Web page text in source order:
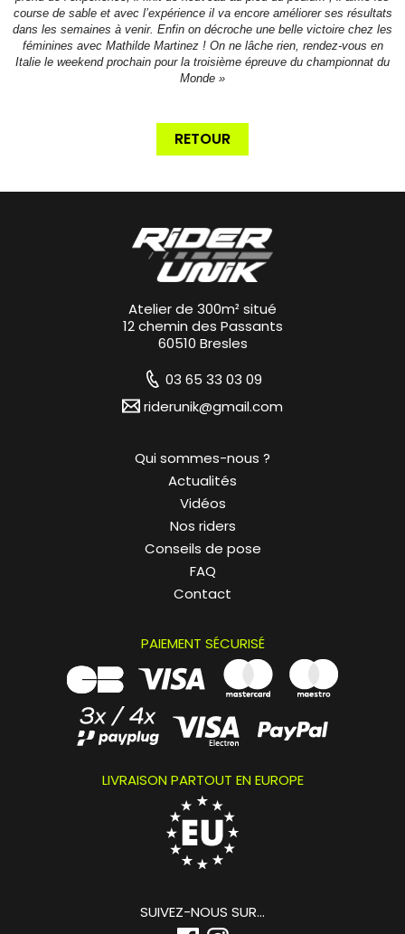
course de sable et avec l’expérience il va encore améliorer ses résultats
dans les semaines à venir. Enfin on décroche une belle victoire chez les
féminines avec Mathilde Martinez ! On ne lâche rien, rendez-vous en
Italie le weekend prochain pour la troisième épreuve du championnat du
Monde »
RETOUR
Atelier de 300m² situé
12 chemin des Passants
60510 Bresles
03 65 33 03 09
riderunik@gmail.com
Qui sommes-nous ?
Actualités
Vidéos
Nos riders
Conseils de pose
FAQ
Contact
PAIEMENT SÉCURISÉ
LIVRAISON PARTOUT EN EUROPE
SUIVEZ-NOUS SUR...